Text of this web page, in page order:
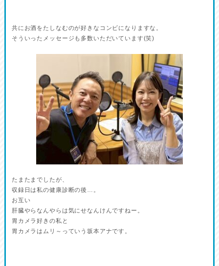
共にお酒をたしなむのが好きなコンビになりますな。
そういったメッセージも多数いただいています(笑)
たまたまでしたが、
収録日は私の健康診断の後…。
お互い
肝臓やらなんやらは気にせなんけんですねー。
胃カメラ好きの私と
胃カメラはムリ～っていう坂本アナです。